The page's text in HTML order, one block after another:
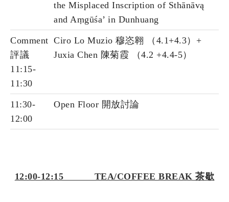
the Misplaced Inscription of Sthānāvą
and Aṃgūśa’ in Dunhuang
Comment
評議
11:15-
11:30
Ciro Lo Muzio 穆恣翱 （4.1+4.3）+
Juxia Chen 陳菊霞 （4.2 +4.4-5）
11:30-
12:00
Open Floor 開放討論
12:00-12:15 TEA/COFFEE BREAK 茶歇